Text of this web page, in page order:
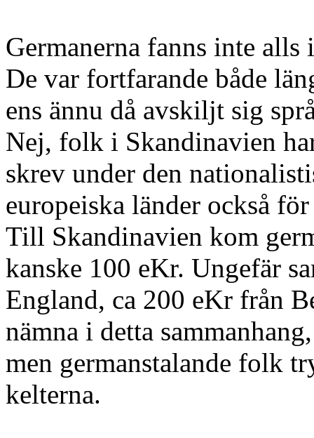
Germanerna fanns inte
De var fortfarande både
ens ännu då avskiljt sig
Nej, folk i Skandinavien
skrev under den
europeiska länder också
Till Skandinavien kom
kanske 100 eKr. Ungefär
England, ca 200 eKr från
nämna i detta
men germanstalande folk
kelterna.